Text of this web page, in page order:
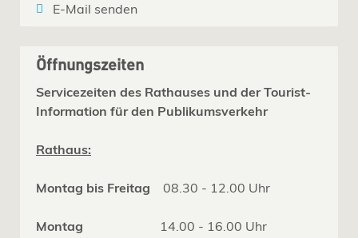
E-Mail senden
Öffnungszeiten
Servicezeiten des Rathauses und der Tourist-
Information für den Publikumsverkehr
Rathaus:
Montag bis Freitag 08.30 - 12.00 Uhr
Montag 14.00 - 16.00 Uhr